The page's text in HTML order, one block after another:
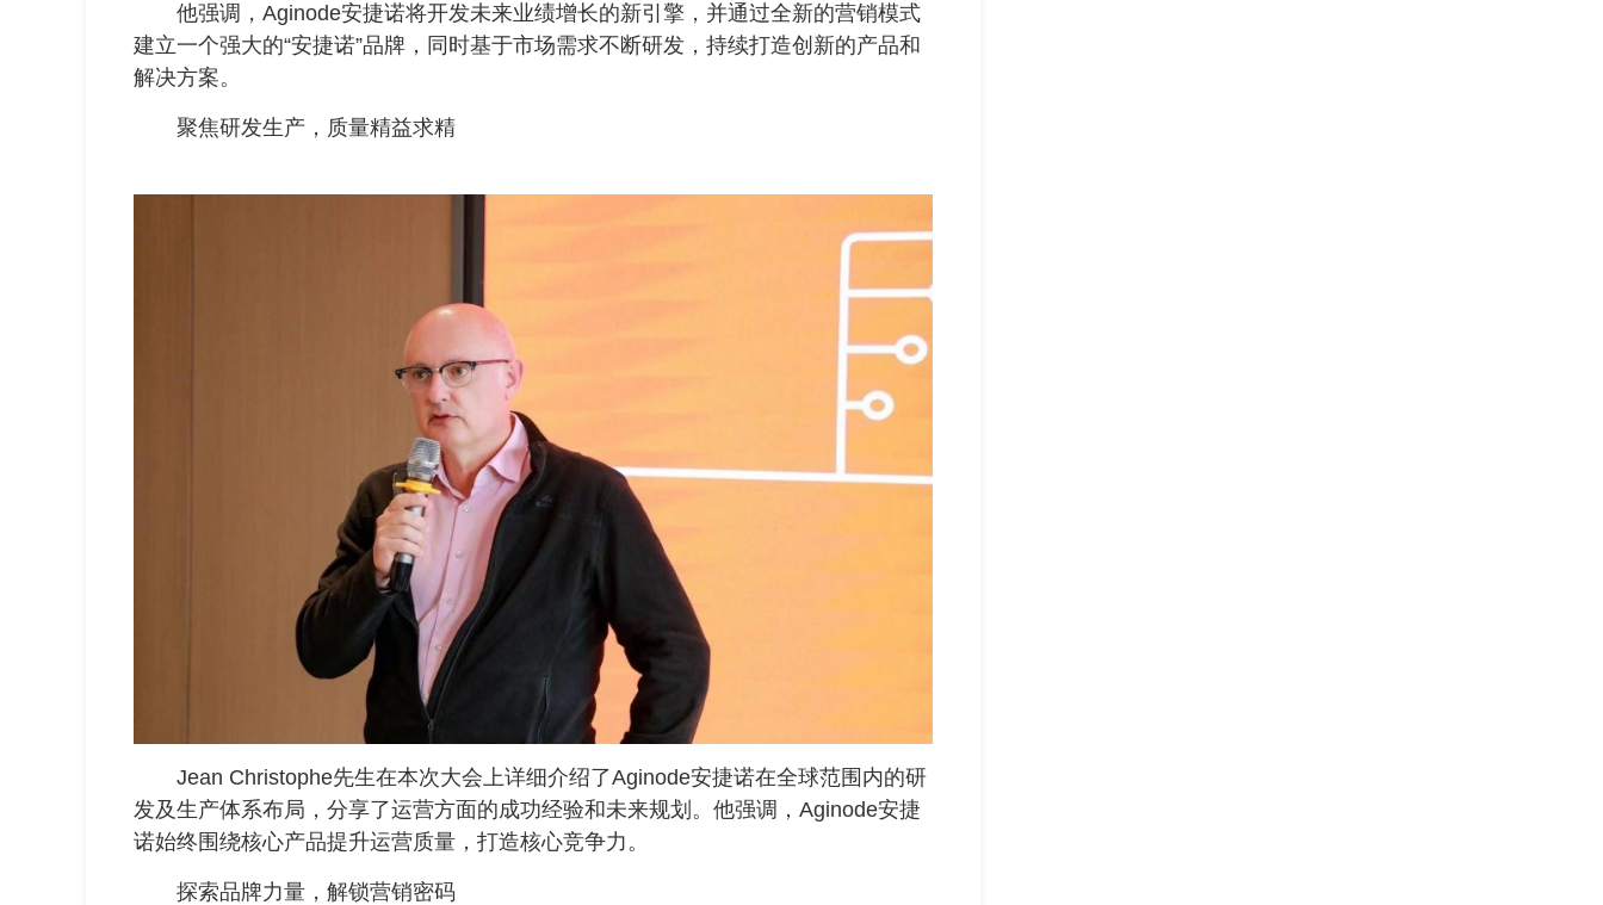
他强调，Aginode安捷诺将开发未来业绩增长的新引擎，并通过全新的营销模式
建立一个强大的“安捷诺”品牌，同时基于市场需求不断研发，持续打造创新的产品和
解决方案。
聚焦研发生产，质量精益求精
Jean Christophe先生在本次大会上详细介绍了Aginode安捷诺在全球范围内的研
发及生产体系布局，分享了运营方面的成功经验和未来规划。他强调，Aginode安捷
诺始终围绕核心产品提升运营质量，打造核心竞争力。
探索品牌力量，解锁营销密码